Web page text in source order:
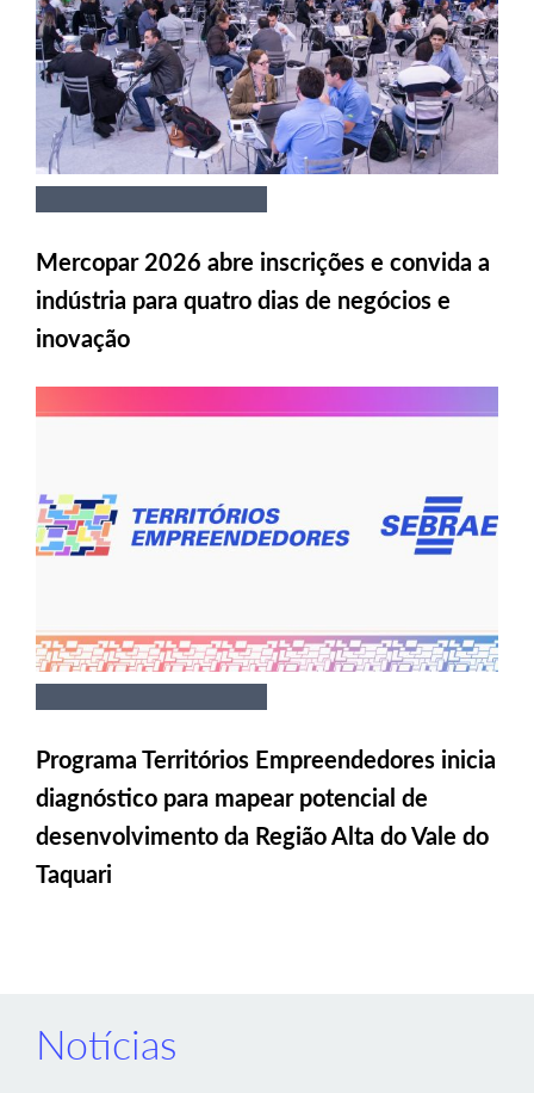
Mercopar 2026 abre inscrições e convida a
indústria para quatro dias de negócios e
inovação
Programa Territórios Empreendedores inicia
diagnóstico para mapear potencial de
desenvolvimento da Região Alta do Vale do
Taquari
Notícias